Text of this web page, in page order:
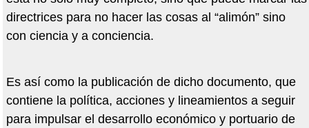
directrices para no hacer las cosas al “alimón” sino
con ciencia y a conciencia.
Es así como la publicación de dicho documento, que
contiene la política, acciones y lineamientos a seguir
para impulsar el desarrollo económico y portuario de